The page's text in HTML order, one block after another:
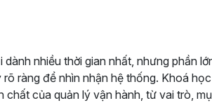
nhiều thời gian nhất, nhưng phần
ràng để nhìn nhận hệ thống. Khoá
của quản lý vận hành, từ vai trò,